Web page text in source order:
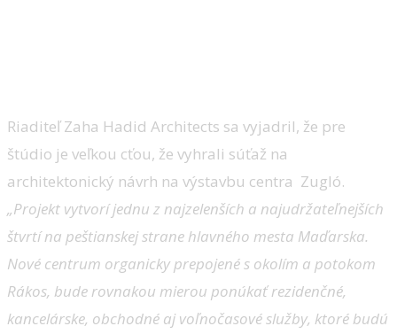
Riaditeľ Zaha Hadid Architects sa vyjadril, že pre
štúdio je veľkou cťou, že vyhrali súťaž na
architektonický návrh na výstavbu centra Zugló.
„Projekt vytvorí jednu z najzelenších a najudržateľnejších
štvrtí na peštianskej strane hlavného mesta Maďarska.
Nové centrum organicky prepojené s okolím a potokom
Rákos, bude rovnakou mierou ponúkať rezidenčné,
kancelárske, obchodné aj voľnočasové služby, ktoré budú